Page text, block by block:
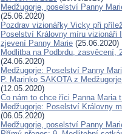
Medžugorje, poselství Panny
(25.06.2020)
Pozdrav vizionářky Vicky při
Poselství Královny míru vizionáři
zjevení Panny Marie (25.06.2020)
Modlitba na Podbrdu, zasvěcení,
(24.06.2020)
Medžugorje: Poselství Panny
P. Marinko SAKOTA z
(12.05.2020)
Co nám to chce říci Panna
Medžugorje: Poselství Královny
(06.05.2020)
Medžugorje, poselství Panny